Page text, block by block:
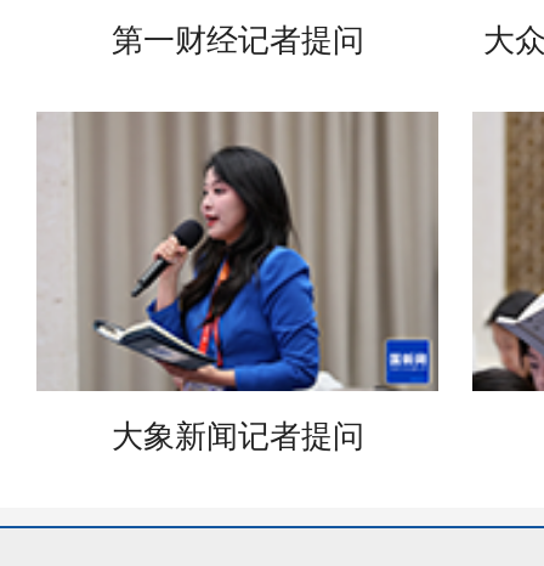
第一财经记者提问 大
大象新闻记者提问